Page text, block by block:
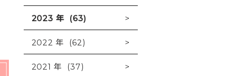
2023 年 (63)
2022 年 (62)
2021 年 (37)